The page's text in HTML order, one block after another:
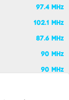
97.4 MHz
102.1 MHz
87.6 MHz
90 MHz
90 MHz